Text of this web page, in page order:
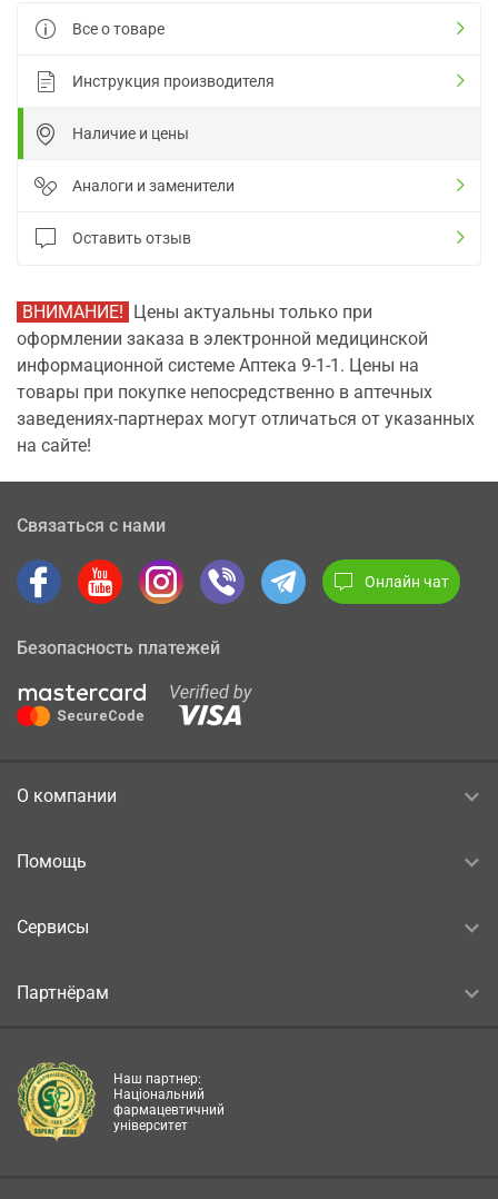
Все о товаре
Инструкция производителя
Наличие и цены
Аналоги и заменители
Оставить отзыв
ВНИМАНИЕ! Цены актуальны только при
оформлении заказа в электронной медицинской
информационной системе Аптека 9-1-1. Цены на
товары при покупке непосредственно в аптечных
заведениях-партнерах могут отличаться от указанных
на сайте!
Связаться с нами
Онлайн чат
Безопасность платежей
О компании
Помощь
Сервисы
Партнёрам
Наш партнер:
Національний
фармацевтичний
університет